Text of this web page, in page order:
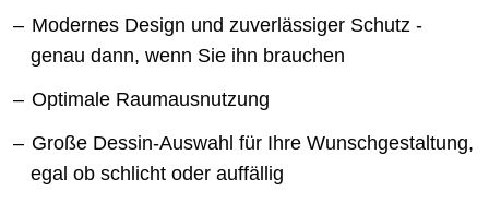
Modernes Design und zuverlässiger Schutz -
genau dann, wenn Sie ihn brauchen
Optimale Raumausnutzung
Große Dessin-Auswahl für Ihre Wunschgestaltung,
egal ob schlicht oder auffällig